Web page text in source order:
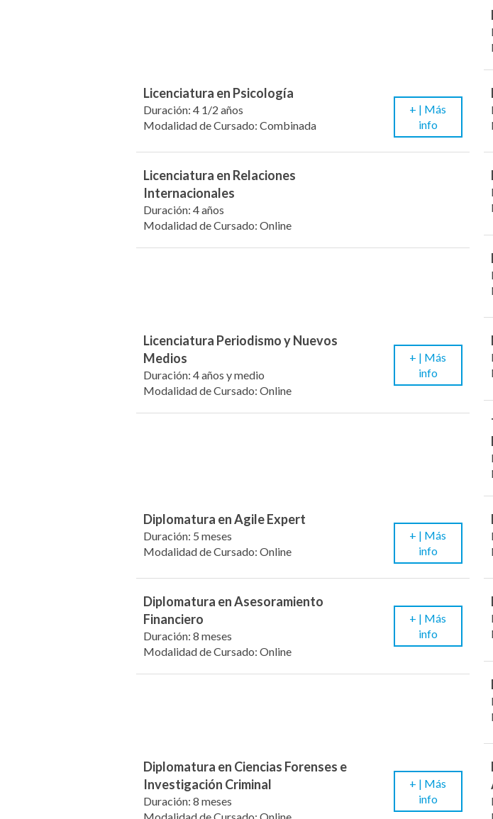
Licenciatura en Psicología
Duración: 4 1/2 años
Modalidad de Cursado: Combinada
+ | Más
info
Licenciatura en Relaciones
Internacionales
Duración: 4 años
Modalidad de Cursado: Online
Licenciatura Periodismo y Nuevos
Medios
Duración: 4 años y medio
Modalidad de Cursado: Online
+ | Más
info
Diplomatura en Agile Expert
Duración: 5 meses
Modalidad de Cursado: Online
+ | Más
info
Diplomatura en Asesoramiento
Financiero
Duración: 8 meses
Modalidad de Cursado: Online
+ | Más
info
Diplomatura en Ciencias Forenses e
Investigación Criminal
Duración: 8 meses
+ | Más
info